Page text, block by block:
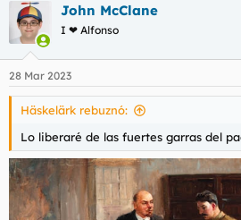
John McClane
I ❤ Alfonso
28 Mar 2023
Häskelärk rebuznó:
Lo liberaré de las fuertes garras del